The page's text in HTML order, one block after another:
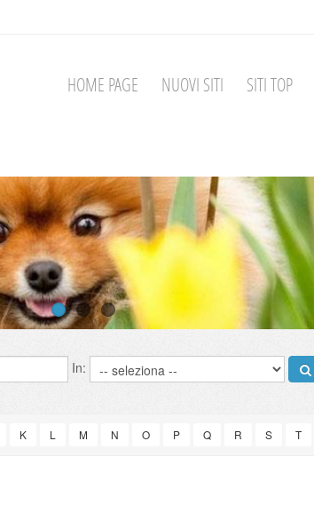
HOME PAGE NUOVI SITI SITI TOP
In:
K L M N O P Q R S T